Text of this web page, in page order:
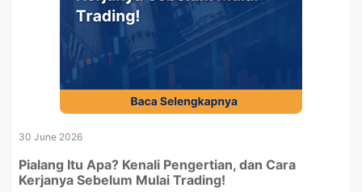
30 June 2026
Pialang Itu Apa? Kenali Pengertian, dan Cara
Kerjanya Sebelum Mulai Trading!